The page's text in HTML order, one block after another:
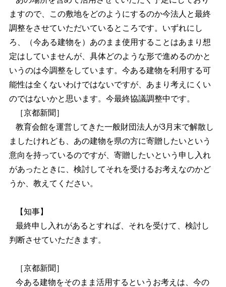
ますので、この敷地をどのようにするのか今法人と最終
調整をさせていただいているところです。いずれにし
ろ、（今ある建物を）あのまま使用することはあまり想
定はしていませんが、具体どのような形で進めるのかと
いうのは今調整をしています。今ある建物を利用する可
能性は全くないわけではないですが、あまり考えにくい
のではないかと思います。今最終協議調整中です。
［京都新聞］
教育会館を運営してきた一般財団法人が3月末で解散し
ましたけれども、あの建物を県の方に寄贈したいという
意向を持っているのですが、寄贈したいという申し入れ
があったときに、検討してそれを受けるお考えなのかど
うか、教えてください。
【知事】
最終申し入れがあるとすれば、それを受けて、検討し
判断させていただきます。
［京都新聞］
今ある建物をそのまま活用するというお考えは、今の